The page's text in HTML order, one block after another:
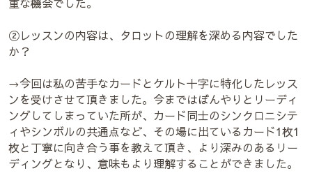
②レッスンの内容は、タロットの理解を深める内容でした
か？
→今回は私の苦手なカードとケルト十字に特化したレッス
ンを受けさせて頂きました。今まではぼんやりとリーディ
ングしてしまっていた所が、カード同士のシンクロニシテ
ィやシンボルの共通点など、その場に出ているカード1枚1
枚と丁寧に向き合う事を教えて頂き、より深みのあるリー
ディングとなり、意味もより理解することができました。